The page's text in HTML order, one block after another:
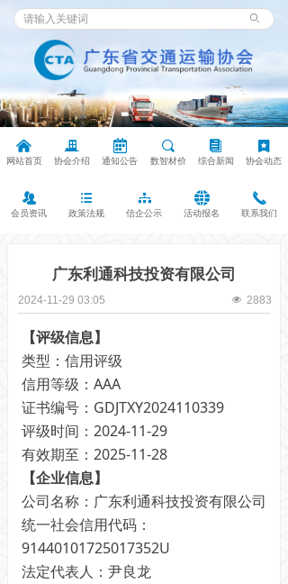
ꄙ
낀
网站首页
끉
协会介绍
녀
通知公告
끠
数智材价
뀴
综合新闻
끈
协会动态
뀡
会员资讯
뀑
政策法规
뀒
信企公示
뀁
活动报名
끅
联系我们
广东利通科技投资有限公司
【评级信息】
类型：信用评级
信用等级：AAA
证书编号：GDJTXY2024110339
评级时间：2024-11-29
有效期至：2025-11-28
【企业信息】
公司名称：广东利通科技投资有限公司
统一社会信用代码：
91440101725017352U
法定代表人：尹良龙
넶 2883
2024-11-29 03:05